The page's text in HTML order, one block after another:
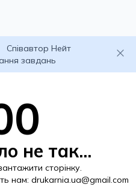
Співавтор Нейт
завдань
не так...
сторінку.
нам: drukarnia.ua@gmail.com